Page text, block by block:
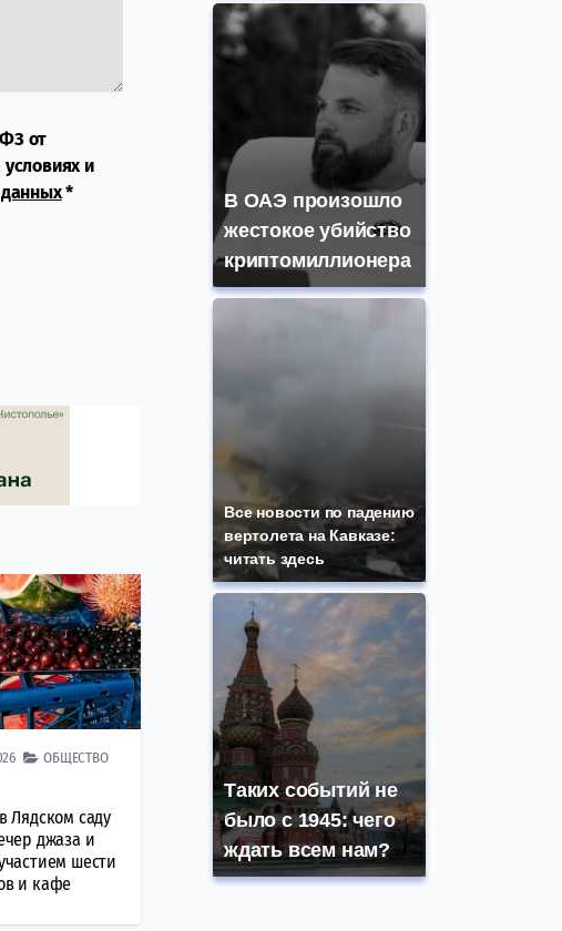
от
и
*
ОБЩЕСТВО
Лядском саду
джаза и
шести
и кафе
В ОАЭ произошло
жестокое убийство
криптомиллионера
Все новости по падению
вертолета на Кавказе:
читать здесь
Таких событий не
было с 1945: чего
ждать всем нам?